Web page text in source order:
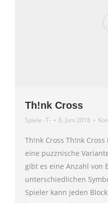
Th!nk Cross
Spiele -T- 8. Juni 2018
Th!nk Cross Th!nk Cross
eine puzznische
gibt es eine Anzahl von
unterschiedlichen
Spieler kann jeden